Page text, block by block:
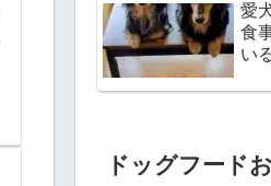
愛
食
い
ドッグフード